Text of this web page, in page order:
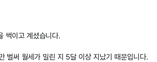
썩이고 계셨습니다.
벌써 월세가 밀린 지 5달 이상 지났기 때문입니다.